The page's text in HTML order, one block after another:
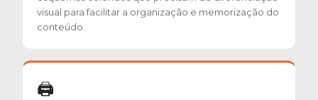
visual para facilitar a organização e memorização do
conteúdo.
🖨️